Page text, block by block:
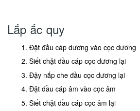
Lắp ắc quy
Đặt đầu cáp dương vào cọc dương
Siết chặt đầu cáp cọc dương lại
Đậy nắp che đầu cọc dương lại
Đặt đầu cáp âm vào cọc âm
Siết chặt đầu cáp cọc âm lại